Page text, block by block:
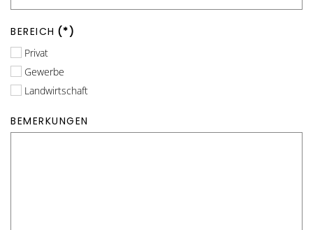
BEREICH (*)
Privat
Gewerbe
Landwirtschaft
BEMERKUNGEN